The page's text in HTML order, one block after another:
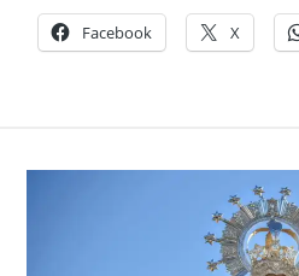
Facebook X